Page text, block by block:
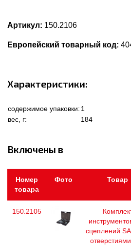
Артикул: 150.2106
Европейский товарный код:
Характеристики:
содержимое упаковки: 1
вес, г:
184
Включены в
Номер
товара
Фото Товар
150.2105
сцеплений